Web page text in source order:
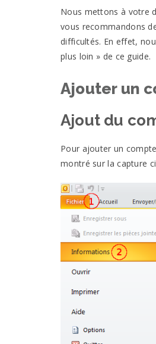
Nous mettons à votre
vous recommandons
difficultés. En effet,
plus loin » de ce guide.
Ajouter un
Ajout du
Pour ajouter un
montré sur la capture